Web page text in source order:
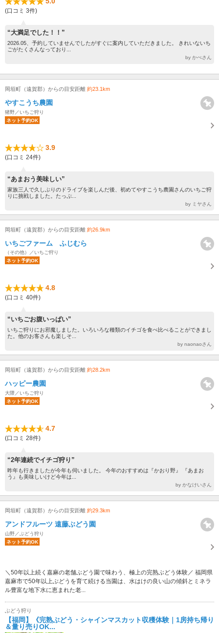
(口コミ 3件)
“大満足でした！！”
2026.05、予約していませんでしたがすぐに案内していただきました。 きれいないち
ごがたくさんなっており...
by かぺさん
岡垣町（遠賀郡）からの目安距離 約23.1km
やすこうち農園
猪野／いちご狩り
ネット予約OK
3.9
(口コミ 24件)
“あまおう美味しい”
家族三人で久しぶりのドライブを楽しんだ後、初めてやすこうち農園さんのいちご狩
りに挑戦しました。たっぷ...
by ミヤさん
岡垣町（遠賀郡）からの目安距離 約26.9km
いちごファーム ふじむら
（その他）／いちご狩り
ネット予約OK
4.8
(口コミ 40件)
“いちごお腹いっぱい”
いちご狩りにお邪魔しました。いろいろな種類のイチゴを食べ比べることができまし
た。他のお客さんも楽しそ...
by naonaoさん
岡垣町（遠賀郡）からの目安距離 約28.2km
ハッピー農園
大隈／いちご狩り
ネット予約OK
4.7
(口コミ 28件)
“2年連続でイチゴ狩り”
昨年も行きましたが今年も伺いました。 今年のおすすめは『かおり野』 『あまお
う』も美味しいけど今年は...
by かなけいさん
岡垣町（遠賀郡）からの目安距離 約29.3km
アンドフルーツ 遠藤ぶどう園
山野／ぶどう狩り
ネット予約OK
＼50年以上続く嘉麻の老舗ぶどう園で味わう、極上の完熟ぶどう体験／ 福岡県
嘉麻市で50年以上ぶどうを育て続ける当園は、水はけの良い山の傾斜とミネラ
ル豊富な地下水に恵まれた老...
ぶどう狩り
【福岡】《完熟ぶどう・シャインマスカット収穫体験｜1房持ち帰り
＆量り売りOK...